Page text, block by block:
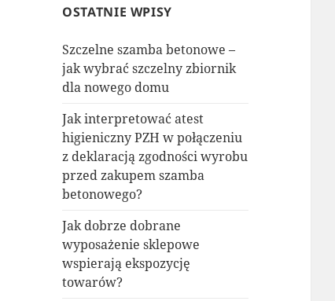
OSTATNIE WPISY
Szczelne szamba betonowe –
jak wybrać szczelny zbiornik
dla nowego domu
Jak interpretować atest
higieniczny PZH w połączeniu
z deklaracją zgodności wyrobu
przed zakupem szamba
betonowego?
Jak dobrze dobrane
wyposażenie sklepowe
wspierają ekspozycję
towarów?